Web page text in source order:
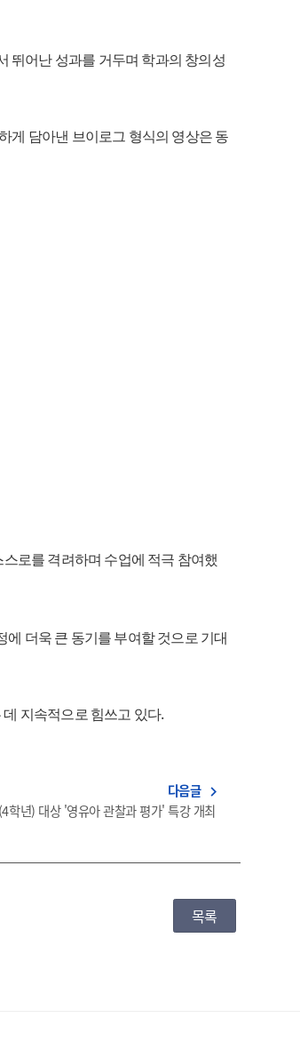
뛰어난 성과를 거두며 학과의 창의성
게 담아낸 브이로그 형식의 영상은 동
스로를 격려하며 수업에 적극 참여했
에 더욱 큰 동기를 부여할 것으로 기대
지속적으로 힘쓰고 있다.
다음글 navigate_next
학년) 대상 '영유아 관찰과 평가' 특강 개최
목록